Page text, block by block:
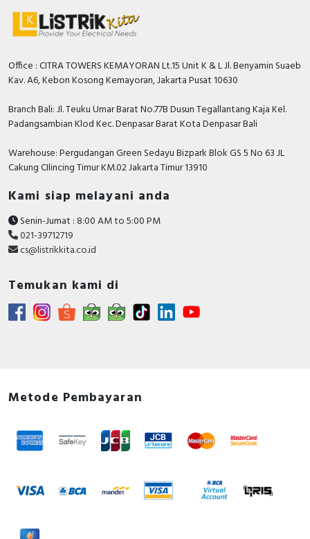
Office : CITRA TOWERS KEMAYORAN Lt.15 Unit K & L Jl. Benyamin Suaeb
Kav. A6, Kebon Kosong Kemayoran, Jakarta Pusat 10630
Branch Bali: Jl. Teuku Umar Barat No.77B Dusun Tegallantang Kaja Kel.
Padangsambian Klod Kec. Denpasar Barat Kota Denpasar Bali
Warehouse: Pergudangan Green Sedayu Bizpark Blok GS 5 No 63 JL
Cakung CIlincing Timur KM.02 Jakarta Timur 13910
Kami siap melayani anda
Senin-Jumat : 8:00 AM to 5:00 PM
021-39712719
cs@listrikkita.co.id
Temukan kami di
Metode Pembayaran